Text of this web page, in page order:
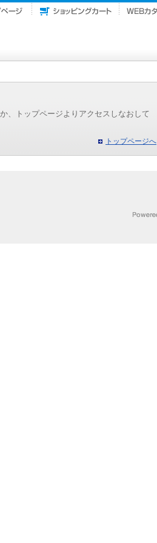
、トップページよりアクセスしなおして
トップページへ